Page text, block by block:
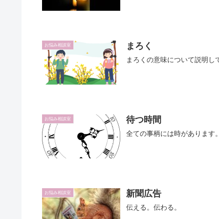
お悩み相談室 まろく
まろくの意味について説明し
お悩み相談室 待つ時間
全ての事柄には時があります。
お悩み相談室 新聞広告
伝える。伝わる。